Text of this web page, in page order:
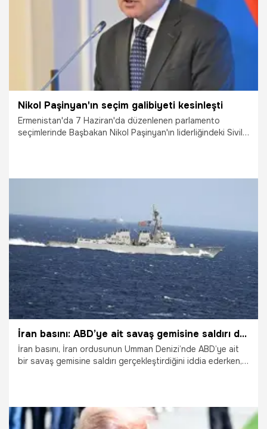
Nikol Paşinyan'ın seçim galibiyeti kesinleşti
Ermenistan'da 7 Haziran'da düzenlenen parlamento
seçimlerinde Başbakan Nikol Paşinyan'ın liderliğindeki Sivil
14.06.2026 Dünya
İran basını: ABD’ye ait savaş gemisine saldırı düzenlendi
İran basını, İran ordusunun Umman Denizi’nde ABD’ye ait
bir savaş gemisine saldırı gerçekleştirdiğini iddia ederken,